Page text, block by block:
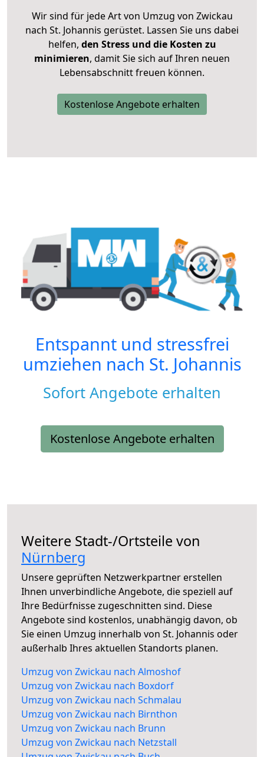
Wir sind für jede Art von Umzug von Zwickau
nach St. Johannis gerüstet. Lassen Sie uns dabei
helfen, den Stress und die Kosten zu
minimieren, damit Sie sich auf Ihren neuen
Lebensabschnitt freuen können.
Kostenlose Angebote erhalten
Entspannt und stressfrei
umziehen nach St. Johannis
Sofort Angebote erhalten
Kostenlose Angebote erhalten
Weitere Stadt-/Ortsteile von
Nürnberg
Unsere geprüften Netzwerkpartner erstellen
Ihnen unverbindliche Angebote, die speziell auf
Ihre Bedürfnisse zugeschnitten sind. Diese
Angebote sind kostenlos, unabhängig davon, ob
Sie einen Umzug innerhalb von St. Johannis oder
außerhalb Ihres aktuellen Standorts planen.
Umzug von Zwickau nach Almoshof
Umzug von Zwickau nach Boxdorf
Umzug von Zwickau nach Schmalau
Umzug von Zwickau nach Birnthon
Umzug von Zwickau nach Brunn
Umzug von Zwickau nach Netzstall